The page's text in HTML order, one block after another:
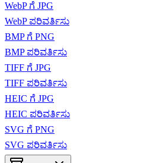
WebP ಗೆ JPG
WebP ಪರಿವರ್ತಿಸು
BMP ಗೆ PNG
BMP ಪರಿವರ್ತಿಸು
TIFF ಗೆ JPG
TIFF ಪರಿವರ್ತಿಸು
HEIC ಗೆ JPG
HEIC ಪರಿವರ್ತಿಸು
SVG ಗೆ PNG
SVG ಪರಿವರ್ತಿಸು